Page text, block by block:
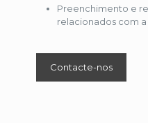
Preenchimento e
relacionados com
Contacte-nos